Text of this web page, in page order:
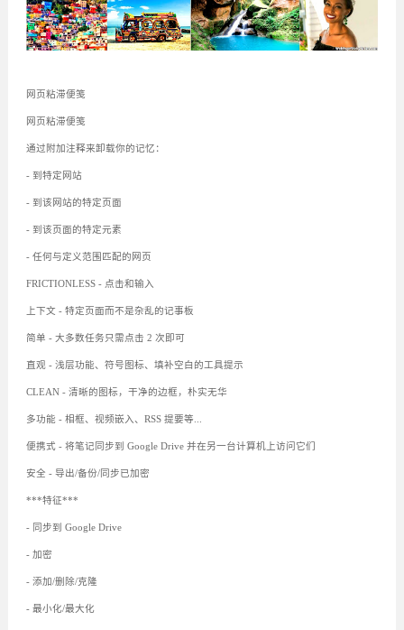
网页粘滞便笺
网页粘滞便笺
通过附加注释来卸载你的记忆：
- 到特定网站
- 到该网站的特定页面
- 到该页面的特定元素
- 任何与定义范围匹配的网页
FRICTIONLESS - 点击和输入
上下文 - 特定页面而不是杂乱的记事板
简单 - 大多数任务只需点击 2 次即可
直观 - 浅层功能、符号图标、填补空白的工具提示
CLEAN - 清晰的图标，干净的边框，朴实无华
多功能 - 相框、视频嵌入、RSS 提要等...
便携式 - 将笔记同步到 Google Drive 并在另一台计算机上访问它们
安全 - 导出/备份/同步已加密
***特征***
- 同步到 Google Drive
- 加密
- 添加/删除/克隆
- 最小化/最大化